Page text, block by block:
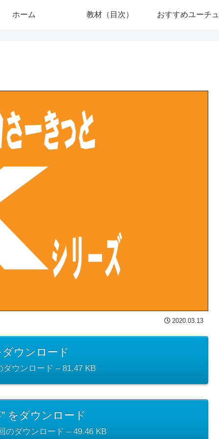
ホーム 教材（目次） おすすめユーチ
2020.03.13
ダウンロード
ダウンロード – 81.47 KB
をダウンロード
のダウンロード – 49.46 KB